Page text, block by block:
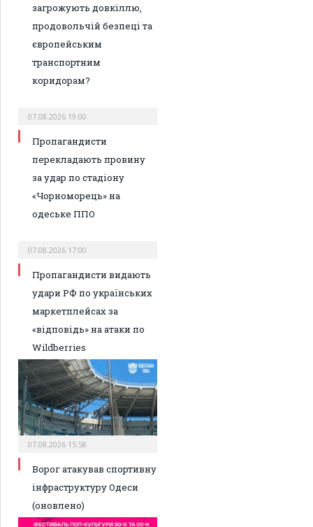
загрожують довкіллю,
продовольчій безпеці та
європейським
транспортним
коридорам?
07.08.2026 19:00
Пропагандисти
перекладають провину
за удар по стадіону
«Чорноморець» на
одеське ППО
07.08.2026 17:00
Пропагандисти видають
удари РФ по українських
маркетплейсах за
«відповідь» на атаки по
Wildberries
07.08.2026 15:58
Ворог атакував спортивну
інфраструктуру Одеси
(оновлено)